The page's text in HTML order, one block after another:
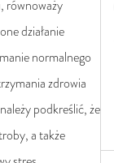
Portugalia
Słowacja
Słowenia
Hiszpania
równoważy
działanie
normalnego
zdrowia
podkreślić, że
a także